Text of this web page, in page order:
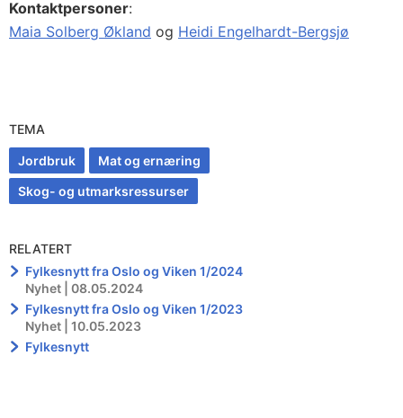
Kontaktpersoner:
Maia Solberg Økland og Heidi Engelhardt-Bergsjø
TEMA
Jordbruk
Mat og ernæring
Skog- og utmarksressurser
RELATERT
Fylkesnytt fra Oslo og Viken 1/2024
Nyhet | 08.05.2024
Fylkesnytt fra Oslo og Viken 1/2023
Nyhet | 10.05.2023
Fylkesnytt